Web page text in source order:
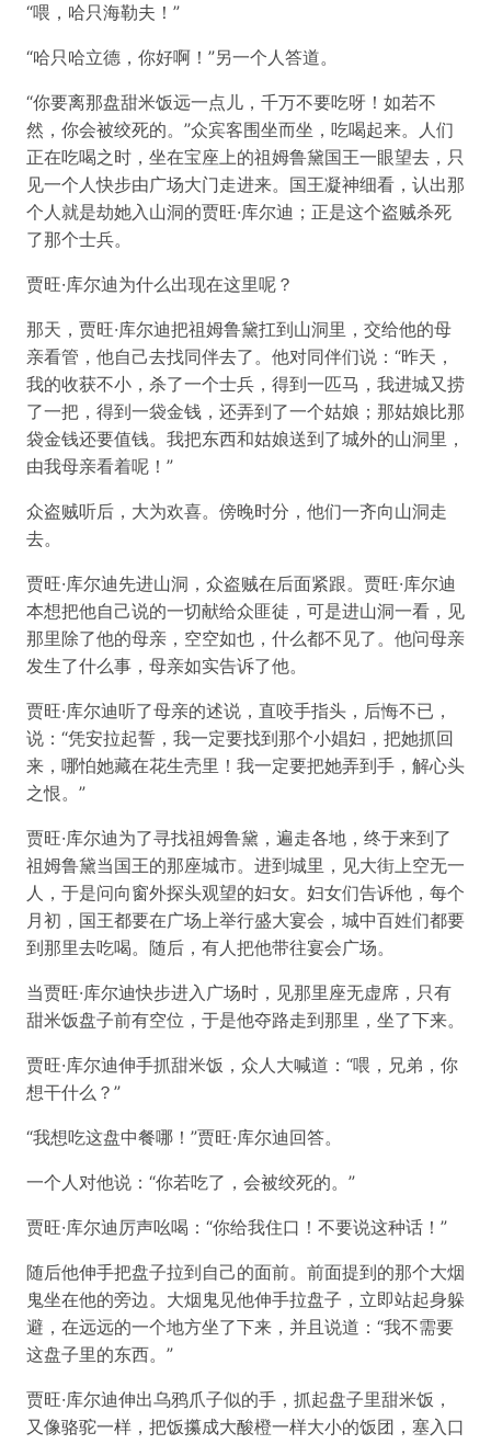
“喂，哈只海勒夫！”
“哈只哈立德，你好啊！”另一个人答道。
“你要离那盘甜米饭远一点儿，千万不要吃呀！如若不
然，你会被绞死的。”众宾客围坐而坐，吃喝起来。人们
正在吃喝之时，坐在宝座上的祖姆鲁黛国王一眼望去，只
见一个人快步由广场大门走进来。国王凝神细看，认出那
个人就是劫她入山洞的贾旺·库尔迪；正是这个盗贼杀死
了那个士兵。
贾旺·库尔迪为什么出现在这里呢？
那天，贾旺·库尔迪把祖姆鲁黛扛到山洞里，交给他的母
亲看管，他自己去找同伴去了。他对同伴们说：“昨天，
我的收获不小，杀了一个士兵，得到一匹马，我进城又捞
了一把，得到一袋金钱，还弄到了一个姑娘；那姑娘比那
袋金钱还要值钱。我把东西和姑娘送到了城外的山洞里，
由我母亲看着呢！”
众盗贼听后，大为欢喜。傍晚时分，他们一齐向山洞走
去。
贾旺·库尔迪先进山洞，众盗贼在后面紧跟。贾旺·库尔迪
本想把他自己说的一切献给众匪徒，可是进山洞一看，见
那里除了他的母亲，空空如也，什么都不见了。他问母亲
发生了什么事，母亲如实告诉了他。
贾旺·库尔迪听了母亲的述说，直咬手指头，后悔不已，
说：“凭安拉起誓，我一定要找到那个小娼妇，把她抓回
来，哪怕她藏在花生壳里！我一定要把她弄到手，解心头
之恨。”
贾旺·库尔迪为了寻找祖姆鲁黛，遍走各地，终于来到了
祖姆鲁黛当国王的那座城市。进到城里，见大街上空无一
人，于是问向窗外探头观望的妇女。妇女们告诉他，每个
月初，国王都要在广场上举行盛大宴会，城中百姓们都要
到那里去吃喝。随后，有人把他带往宴会广场。
当贾旺·库尔迪快步进入广场时，见那里座无虚席，只有
甜米饭盘子前有空位，于是他夺路走到那里，坐了下来。
贾旺·库尔迪伸手抓甜米饭，众人大喊道：“喂，兄弟，你
想干什么？”
“我想吃这盘中餐哪！”贾旺·库尔迪回答。
一个人对他说：“你若吃了，会被绞死的。”
贾旺·库尔迪厉声吆喝：“你给我住口！不要说这种话！”
随后他伸手把盘子拉到自己的面前。前面提到的那个大烟
鬼坐在他的旁边。大烟鬼见他伸手拉盘子，立即站起身躲
避，在远远的一个地方坐了下来，并且说道：“我不需要
这盘子里的东西。”
贾旺·库尔迪伸出乌鸦爪子似的手，抓起盘子里甜米饭，
又像骆驼一样，把饭攥成大酸橙一样大小的饭团，塞入口